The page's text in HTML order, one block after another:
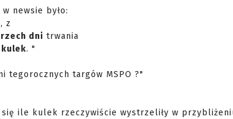
newsie było:
z
dni trwania
. "
tegorocznych targów MSPO ?"
ile kulek rzeczywiście wystrzeliły w